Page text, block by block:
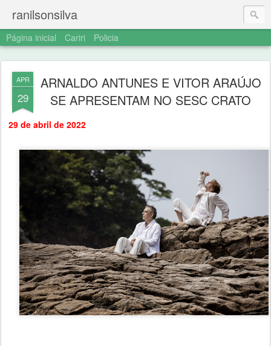
ranilsonsilva
Página inicial Cariri Policia
APR
29
ARNALDO ANTUNES E VITOR ARAÚJO
SE APRESENTAM NO SESC CRATO
29 de abril de 2022